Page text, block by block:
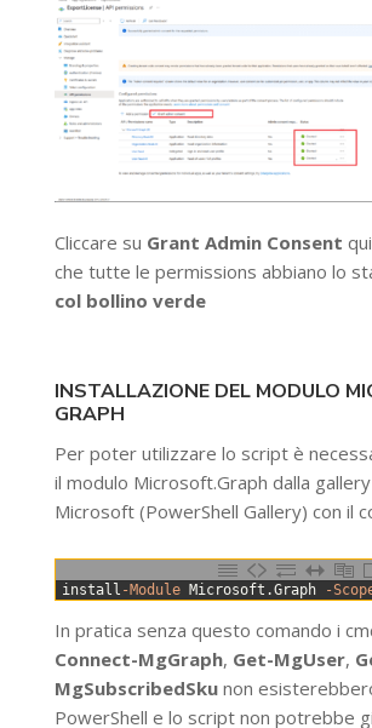
Cliccare su Grant Admin Consent
che tutte le permissions abbiano lo
col bollino verde
INSTALLAZIONE DEL MODULO
GRAPH
Per poter utilizzare lo script è
il modulo Microsoft.Graph dalla
Microsoft (PowerShell Gallery) con il
install -Module Microsoft .Graph -
In pratica senza questo comando i
Connect-MgGraph, Get-MgUser,
MgSubscribedSkunon
PowerShell e lo script non potrebbe